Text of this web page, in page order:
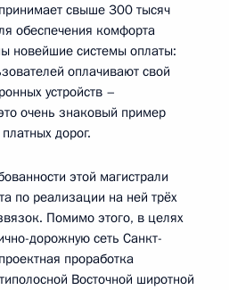
свыше 300 тысяч
обеспечения комфорта
новейшие системы оплаты:
оплачивают свой
устройств –
очень знаковый пример
дорог.
этой магистрали
по реализации на ней трёх
Помимо этого, в целях
дорожную сеть Санкт-
проработка
Восточной широтной